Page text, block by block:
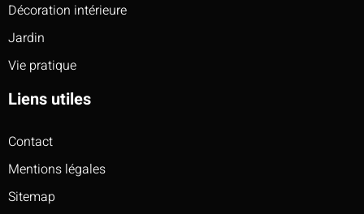
Décoration intérieure
Jardin
Vie pratique
Liens utiles
Contact
Mentions légales
Sitemap